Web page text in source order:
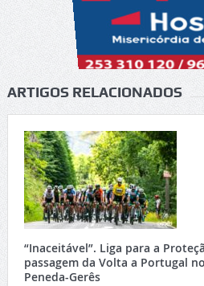
ARTIGOS RELACIONADOS
“Inaceitável”. Liga para a
passagem da Volta a Portugal
Peneda-Gerês